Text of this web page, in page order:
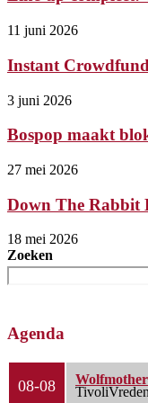
11 juni 2026
Instant
3 juni 2026
Bospop maakt
27 mei 2026
Down The Rabbit
18 mei 2026
Zoeken
Agenda
08-08
Wolfmother